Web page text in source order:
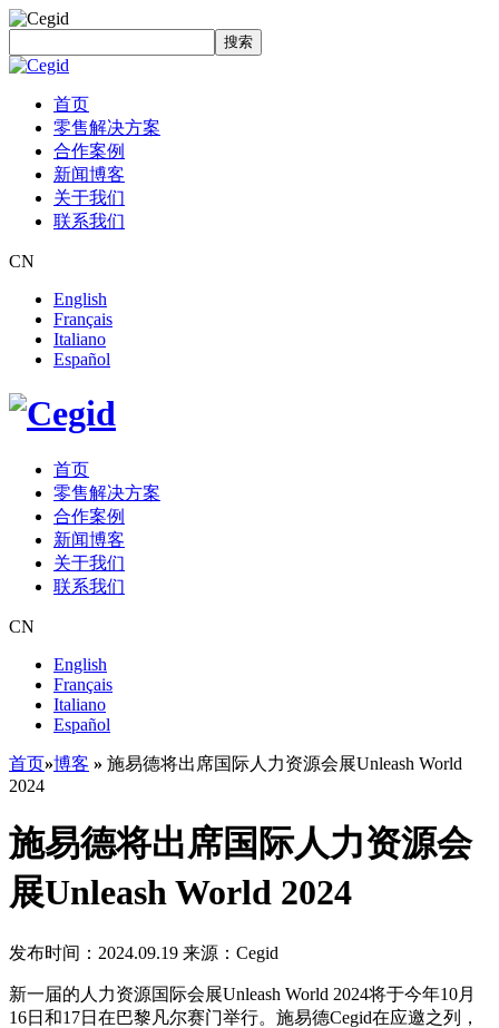
搜索
首页
零售解决方案
合作案例
新闻博客
关于我们
联系我们
CN
English
Français
Italiano
Español
首页
零售解决方案
合作案例
新闻博客
关于我们
联系我们
CN
English
Français
Italiano
Español
首页»博客 » 施易德将出席国际人力资源会展Unleash World
2024
施易德将出席国际人力资源会
展Unleash World 2024
发布时间：2024.09.19 来源：Cegid
新一届的人力资源国际会展Unleash World 2024将于今年10月
16日和17日在巴黎凡尔赛门举行。施易德Cegid在应邀之列，